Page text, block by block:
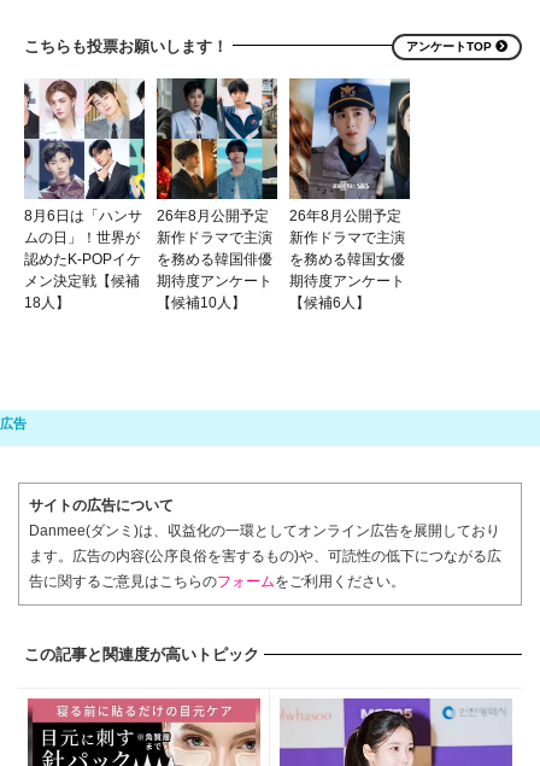
こちらも投票お願いします！ アンケートTOP
8月6日は「ハンサ
ムの日」！世界が
認めたK-POPイケ
メン決定戦【候補
18人】
26年8月公開予定
新作ドラマで主演
を務める韓国俳優
期待度アンケート
【候補10人】
26年8月公開予定
新作ドラマで主演
を務める韓国女優
期待度アンケート
【候補6人】
サイトの広告について
Danmee(ダンミ)は、収益化の一環としてオンライン広告を展開しており
ます。広告の内容(公序良俗を害するもの)や、可読性の低下につながる広
告に関するご意見はこちらのフォームをご利用ください。
この記事と関連度が高いトピック